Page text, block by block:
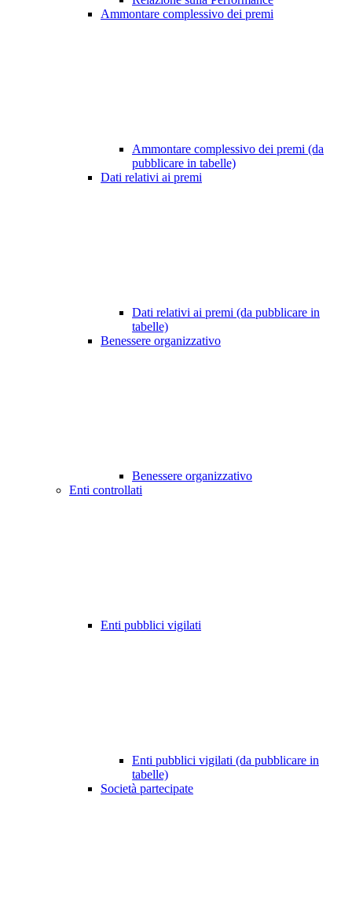
Ammontare complessivo dei premi
Ammontare complessivo dei premi (da
pubblicare in tabelle)
Dati relativi ai premi
Dati relativi ai premi (da pubblicare in
tabelle)
Benessere organizzativo
Benessere organizzativo
Enti controllati
Enti pubblici vigilati
Enti pubblici vigilati (da pubblicare in
tabelle)
Società partecipate